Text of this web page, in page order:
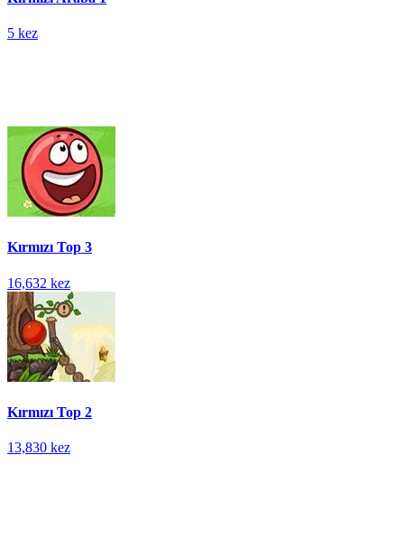
5 kez
Kırmızı Top 3
16,632 kez
Kırmızı Top 2
13,830 kez